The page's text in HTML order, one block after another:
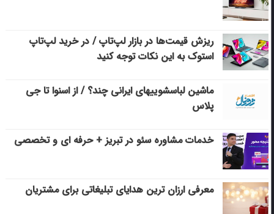
ریزش قیمت‌ها در بازار لپ‌تاپ / در خرید لپ‌تاپ
استوک به این نکات توجه کنید
ماشین لباسشویی‎های ایرانی چند؟ / از اسنوا تا جی
پلاس
خدمات مشاوره سئو در تبریز + حرفه ای و تخصصی
معرفی ارزان ترین هدایای تبلیغاتی برای مشتریان